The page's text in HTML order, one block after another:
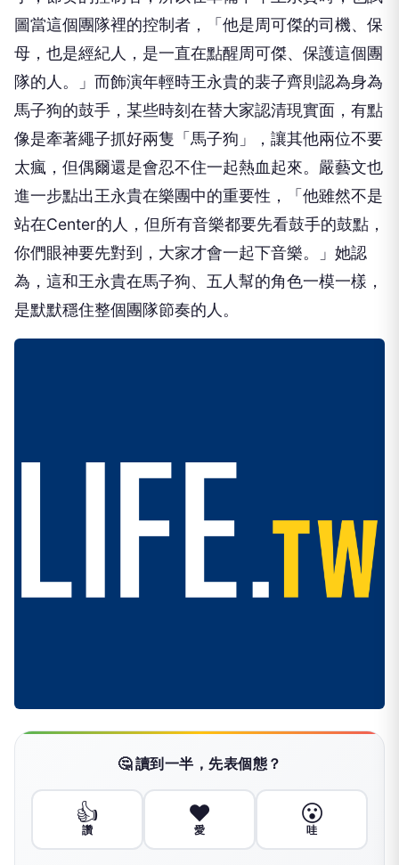
圖當這個團隊裡的控制者，「他是周可傑的司機、保
母，也是經紀人，是一直在點醒周可傑、保護這個團
隊的人。」而飾演年輕時王永貴的裴子齊則認為身為
馬子狗的鼓手，某些時刻在替大家認清現實面，有點
像是牽著繩子抓好兩隻「馬子狗」，讓其他兩位不要
太瘋，但偶爾還是會忍不住一起熱血起來。嚴藝文也
進一步點出王永貴在樂團中的重要性，「他雖然不是
站在Center的人，但所有音樂都要先看鼓手的鼓點，
你們眼神要先對到，大家才會一起下音樂。」她認
為，這和王永貴在馬子狗、五人幫的角色一模一樣，
是默默穩住整個團隊節奏的人。
🤔 讀到一半，先表個態？
👍
讚
❤️
愛
😮
哇